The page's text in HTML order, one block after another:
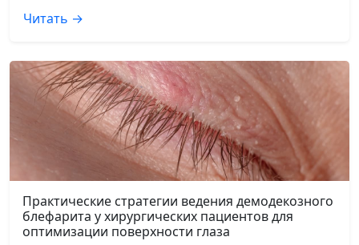
Читать →
Практические стратегии ведения демодекозного
блефарита у хирургических пациентов для
оптимизации поверхности глаза